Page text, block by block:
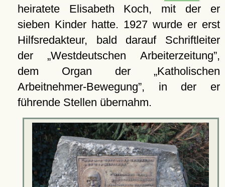
heiratete Elisabeth Koch, mit der er
sieben Kinder hatte. 1927 wurde er erst
Hilfsredakteur, bald darauf Schriftleiter
der Westdeutschen Arbeiterzeitung ,
dem Organ der
Katholischen
Arbeitnehmer-Bewegung , in der er
führende Stellen übernahm.